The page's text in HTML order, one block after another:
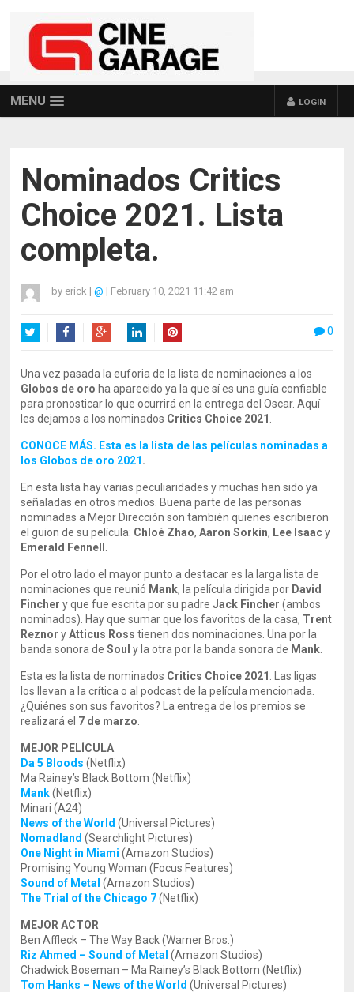
MENU LOGIN
Nominados Critics
Choice 2021. Lista
completa.
by erick | @ | February 10, 2021 11:42 am
0
Una vez pasada la euforia de la lista de nominaciones a los
Globos de oro ha aparecido ya la que sí es una guía confiable
para pronosticar lo que ocurrirá en la entrega del Oscar. Aquí
les dejamos a los nominados Critics Choice 2021
CONOCE MÁS. Esta es la lista de las películas nominadas a
los Globos de oro 2021.
En esta lista hay varias peculiaridades y muchas han sido ya
señaladas en otros medios. Buena parte de las personas
nominadas a Mejor Dirección son también quienes escribieron
el guion de su película: Chloé Zhao,Aaron Sorkin, Lee Isaacy
Emerald Fennell
Por el otro lado el mayor punto a destacar es la larga lista de
nominaciones que reunió Mank, la película dirigida por David
Fincher y que fue escrita por su padreJack Fincher (ambos
nominados). Hay que sumar que los favoritos de la casa, Trent
Reznor yAtticus Ross tienen dos nominaciones. Una por la
banda sonora deSoul y la otra por la banda sonora de Mank
Esta es la lista de nominados Critics Choice 2021
. Las ligas
los llevan a la crítica o al podcast de la película mencionada.
¿Quiénes son sus favoritos? La entrega de los premios se
realizará el 7 de marzo
MEJOR PELÍCULA
Da 5 Bloods (Netflix)
Ma Rainey’s Black Bottom (Netflix)
Mank(Netflix)
Minari (A24)
News of the World (Universal Pictures)
Nomadland (Searchlight Pictures)
One Night in Miami (Amazon Studios)
Promising Young Woman (Focus Features)
Sound of Metal (Amazon Studios)
The Trial of the Chicago 7(Netflix)
MEJOR ACTOR
Ben Affleck – The Way Back (Warner Bros.)
Riz Ahmed – Sound of Metal (Amazon Studios)
Chadwick Boseman – Ma Rainey’s Black Bottom (Netflix)
Tom Hanks – News of the World (Universal Pictures)